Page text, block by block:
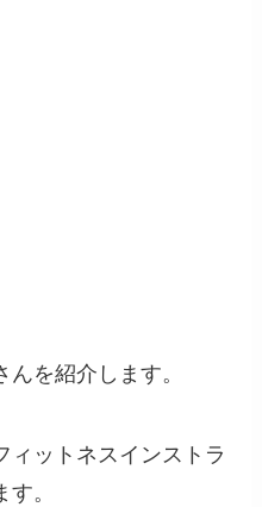
を紹介します。
ィットネスインストラ
。